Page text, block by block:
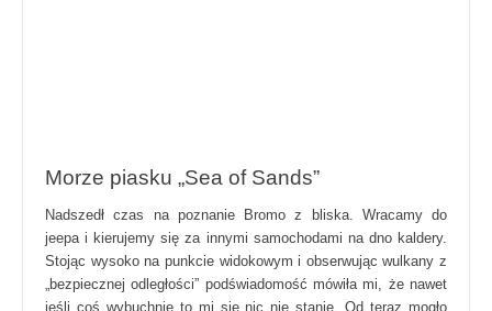
Morze piasku „Sea of Sands”
Nadszedł czas na poznanie Bromo z bliska. Wracamy do
jeepa i kierujemy się za innymi samochodami na dno kaldery.
Stojąc wysoko na punkcie widokowym i obserwując wulkany z
„bezpiecznej odległości” podświadomość mówiła mi, że nawet
jeśli coś wybuchnie to mi się nic nie stanie. Od teraz mogło